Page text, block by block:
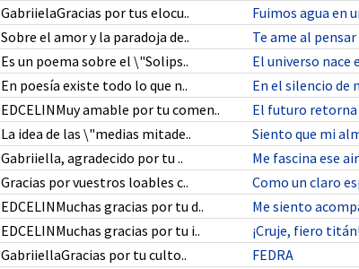
GabriielaGracias por tus elocu..
Fuimos agua en
Sobre el amor y la paradoja de..
Te ame al
Es un poema sobre el \"Solips..
El universo nace
En poesía existe todo lo que n..
En el silencio de
EDCELINMuy amable por tu comen..
El futuro retorna
La idea de las \"medias mitade..
Siento que mi
Gabriiella, agradecido por tu ..
Me fascina ese
Gracias por vuestros loables c..
Como un claro
EDCELINMuchas gracias por tu d..
Me siento
EDCELINMuchas gracias por tu i..
¡Cruje, fiero
GabriiellaGracias por tu culto..
FEDRA